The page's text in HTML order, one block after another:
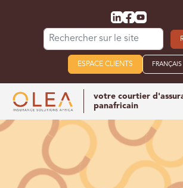
Search for:
ESPACE CLIENTS FRANÇAIS
votre courtier
panafricain